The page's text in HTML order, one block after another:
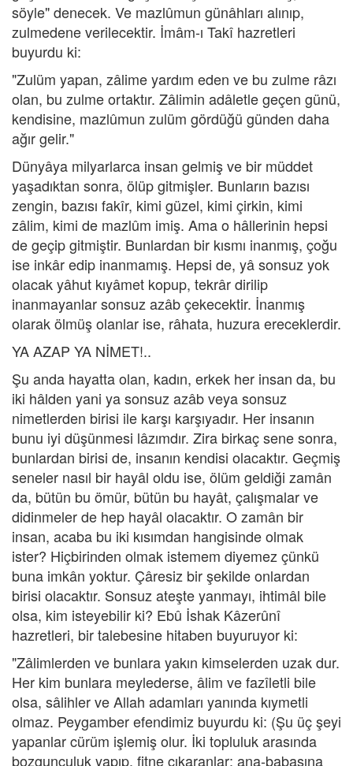
söyle" denecek. Ve mazlûmun günâhları alınıp,
zulmedene verilecektir. İmâm-ı Takî hazretleri
buyurdu ki:
"Zulüm yapan, zâlime yardım eden ve bu zulme râzı
olan, bu zulme ortaktır. Zâlimin adâletle geçen günü,
kendisine, mazlûmun zulüm gördüğü günden daha
ağır gelir."
Dünyâya milyarlarca insan gelmiş ve bir müddet
yaşadıktan sonra, ölüp gitmişler. Bunların bazısı
zengin, bazısı fakîr, kimi güzel, kimi çirkin, kimi
zâlim, kimi de mazlûm imiş. Ama o hâllerinin hepsi
de geçip gitmiştir. Bunlardan bir kısmı inanmış, çoğu
ise inkâr edip inanmamış. Hepsi de, yâ sonsuz yok
olacak yâhut kıyâmet kopup, tekrâr dirilip
inanmayanlar sonsuz azâb çekecektir. İnanmış
olarak ölmüş olanlar ise, râhata, huzura ereceklerdir.
YA AZAP YA NİMET!..
Şu anda hayatta olan, kadın, erkek her insan da, bu
iki hâlden yani ya sonsuz azâb veya sonsuz
nimetlerden birisi ile karşı karşıyadır. Her insanın
bunu iyi düşünmesi lâzımdır. Zira birkaç sene sonra,
bunlardan birisi de, insanın kendisi olacaktır. Geçmiş
seneler nasıl bir hayâl oldu ise, ölüm geldiği zamân
da, bütün bu ömür, bütün bu hayât, çalışmalar ve
didinmeler de hep hayâl olacaktır. O zamân bir
insan, acaba bu iki kısımdan hangisinde olmak
ister? Hiçbirinden olmak istemem diyemez çünkü
buna imkân yoktur. Çâresiz bir şekilde onlardan
birisi olacaktır. Sonsuz ateşte yanmayı, ihtimâl bile
olsa, kim isteyebilir ki? Ebû İshak Kâzerûnî
hazretleri, bir talebesine hitaben buyuruyor ki:
"Zâlimlerden ve bunlara yakın kimselerden uzak dur.
Her kim bunlara meylederse, âlim ve fazîletli bile
olsa, sâlihler ve Allah adamları yanında kıymetli
olmaz. Peygamber efendimiz buyurdu ki: (Şu üç şeyi
yapanlar cürüm işlemiş olur. İki topluluk arasında
bozgunculuk yapıp, fitne çıkaranlar; ana-babasına